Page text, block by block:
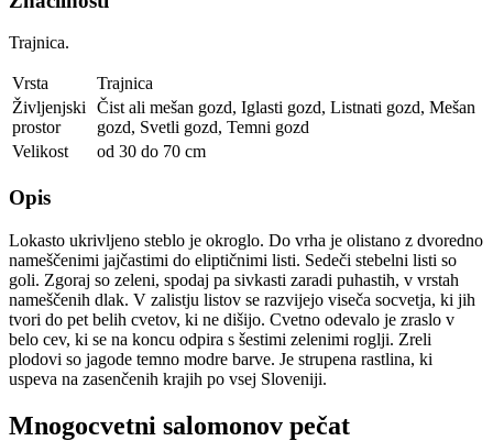
Trajnica.
Vrsta
Trajnica
Življenjski
prostor
Čist ali mešan gozd, Iglasti gozd, Listnati gozd, Mešan
gozd, Svetli gozd, Temni gozd
Velikost
od 30 do 70 cm
Opis
Lokasto ukrivljeno steblo je okroglo. Do vrha je olistano z dvoredno
nameščenimi jajčastimi do eliptičnimi listi. Sedeči stebelni listi so
goli. Zgoraj so zeleni, spodaj pa sivkasti zaradi puhastih, v vrstah
nameščenih dlak. V zalistju listov se razvijejo viseča socvetja, ki jih
tvori do pet belih cvetov, ki ne dišijo. Cvetno odevalo je zraslo v
belo cev, ki se na koncu odpira s šestimi zelenimi roglji. Zreli
plodovi so jagode temno modre barve. Je strupena rastlina, ki
uspeva na zasenčenih krajih po vsej Sloveniji.
Mnogocvetni salomonov pečat